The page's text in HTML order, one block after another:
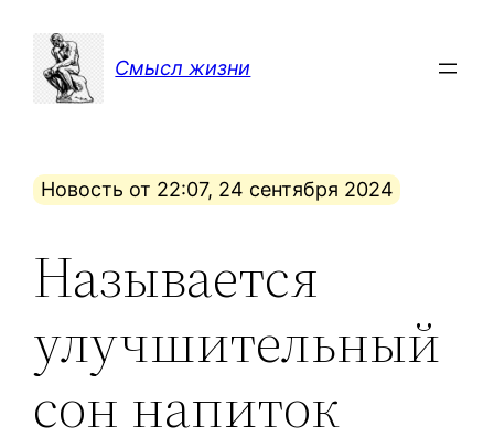
содержимому
Смысл жизни
Новость от 22:07, 24 сентября 2024
Называется
улучшительный
сон напиток